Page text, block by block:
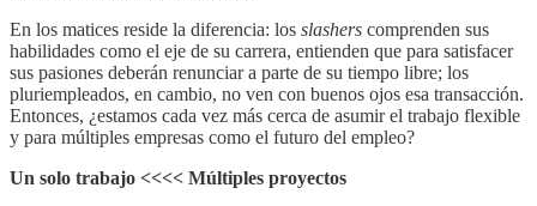
En los matices reside la diferencia: los slashers comprenden sus
habilidades como el eje de su carrera, entienden que para satisfacer
sus pasiones deberán renunciar a parte de su tiempo libre; los
pluriempleados, en cambio, no ven con buenos ojos esa transacción.
Entonces, ¿estamos cada vez más cerca de asumir el trabajo flexible
y para múltiples empresas como el futuro del empleo?
Un solo trabajo <<<< Múltiples proyectos